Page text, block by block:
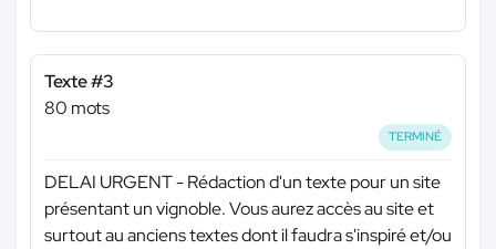
Texte #3
80 mots
TERMINÉ
DELAI URGENT - Rédaction d'un texte pour un site
présentant un vignoble. Vous aurez accès au site et
surtout au anciens textes dont il faudra s'inspiré et/ou